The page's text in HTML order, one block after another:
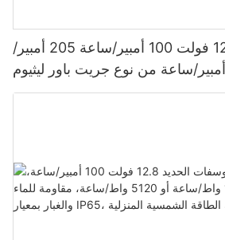
بطارية فوكستك 12.8 فولت 100 أمبير/ساعة 205 أمبير/
ساعة 314 أمبير/ساعة من نوع جريت باور ليثيوم
فوسفات الحديد 1280 واط/ساعة - 5120 واط/ساعة،